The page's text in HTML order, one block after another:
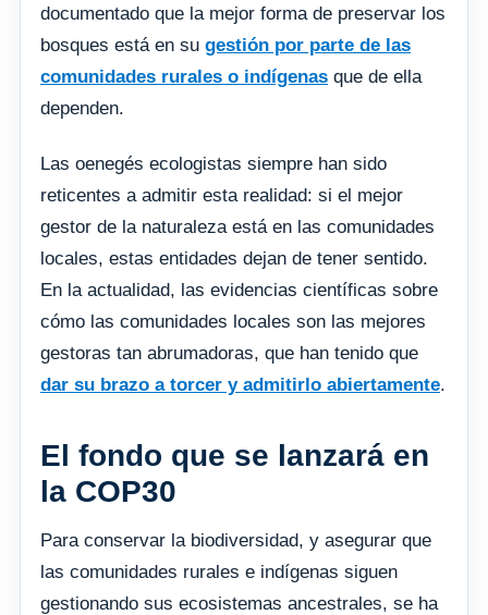
documentado que la mejor forma de preservar los
bosques está en su gestión por parte de las
comunidades rurales o indígenas que de ella
dependen.
Las oenegés ecologistas siempre han sido
reticentes a admitir esta realidad: si el mejor
gestor de la naturaleza está en las comunidades
locales, estas entidades dejan de tener sentido.
En la actualidad, las evidencias científicas sobre
cómo las comunidades locales son las mejores
gestoras tan abrumadoras, que han tenido que
dar su brazo a torcer y admitirlo abiertamente.
El fondo que se lanzará en
la COP30
Para conservar la biodiversidad, y asegurar que
las comunidades rurales e indígenas siguen
gestionando sus ecosistemas ancestrales, se ha